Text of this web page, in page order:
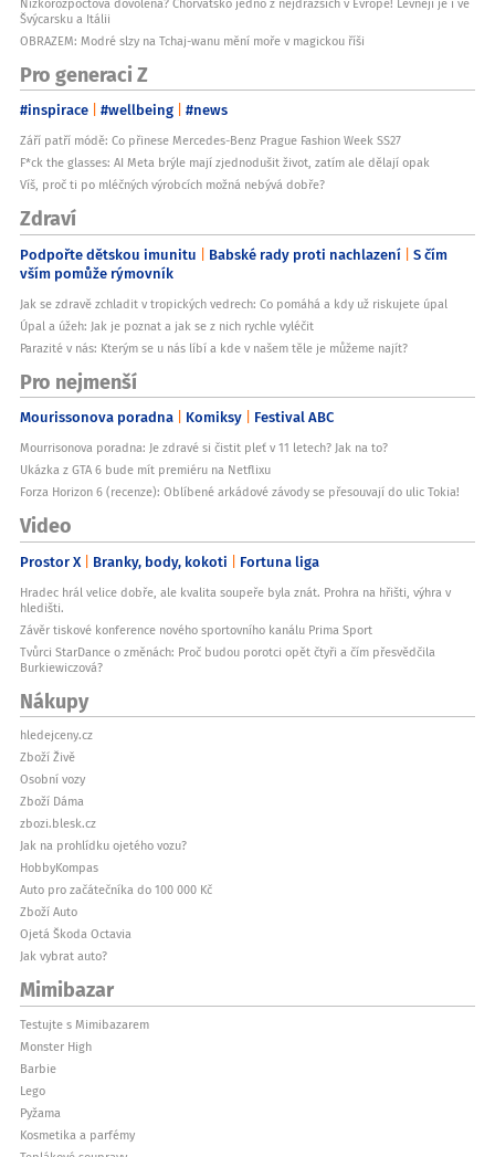
Švýcarsku a Itálii
OBRAZEM: Modré slzy na Tchaj-wanu mění moře v magickou říši
Pro generaci Z
#inspirace #wellbeing #news
Září patří módě: Co přinese Mercedes-Benz Prague Fashion Week SS27
F*ck the glasses: AI Meta brýle mají zjednodušit život, zatím ale dělají opak
Víš, proč ti po mléčných výrobcích možná nebývá dobře?
Zdraví
Podpořte dětskou imunitu Babské rady proti nachlazení S čím
vším pomůže rýmovník
Jak se zdravě zchladit v tropických vedrech: Co pomáhá a kdy už riskujete úpal
Úpal a úžeh: Jak je poznat a jak se z nich rychle vyléčit
Parazité v nás: Kterým se u nás líbí a kde v našem těle je můžeme najít?
Pro nejmenší
Mourissonova poradna Komiksy Festival ABC
Mourrisonova poradna: Je zdravé si čistit pleť v 11 letech? Jak na to?
Ukázka z GTA 6 bude mít premiéru na Netflixu
Forza Horizon 6 (recenze): Oblíbené arkádové závody se přesouvají do ulic Tokia!
Video
Prostor X Branky, body, kokoti Fortuna liga
Hradec hrál velice dobře, ale kvalita soupeře byla znát. Prohra na hřišti, výhra v
hledišti.
Závěr tiskové konference nového sportovního kanálu Prima Sport
Tvůrci StarDance o změnách: Proč budou porotci opět čtyři a čím přesvědčila
Burkiewiczová?
Nákupy
hledejceny.cz
Zboží Živě
Osobní vozy
Zboží Dáma
zbozi.blesk.cz
Jak na prohlídku ojetého vozu?
HobbyKompas
Auto pro začátečníka do 100 000 Kč
Zboží Auto
Ojetá Škoda Octavia
Jak vybrat auto?
Mimibazar
Testujte s Mimibazarem
Monster High
Barbie
Lego
Pyžama
Kosmetika a parfémy